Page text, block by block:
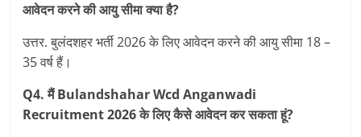
आवेदन करने की आयु सीमा क्या है?
उत्तर. बुलंदशहर भर्ती 2026 के लिए आवेदन करने की आयु सीमा 18 –
35 वर्ष हैं।
Q4. मैं Bulandshahar Wcd Anganwadi
Recruitment 2026 के लिए कैसे आवेदन कर सकता हूं?